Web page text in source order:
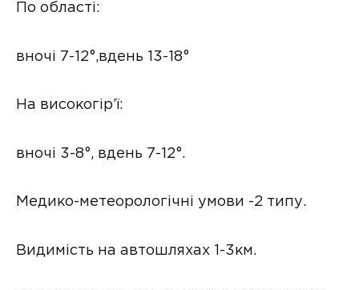
По області:
вночі 7-12°,вдень 13-18°
На високогір’ї:
вночі 3-8°, вдень 7-12°.
Медико-метеорологічні умови -2 типу.
Видимість на автошляхах 1-3км.